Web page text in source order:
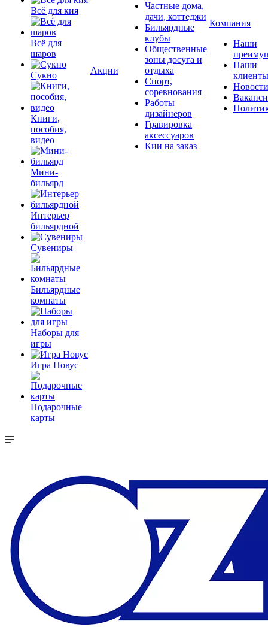
Всё для кия
Всё для
шаров
Сукно
Книги,
пособия,
видео
Мини-
бильярд
Интерьер
бильярдной
Сувениры
Бильярдные
комнаты
Наборы для
игры
Игра Новус
Подарочные
карты
Акции
Частные дома,
дачи, коттеджи
Бильярдные
клубы
Общественные
зоны досуга и
отдыха
Спорт,
соревнования
Работы
дизайнеров
Гравировка
аксессуаров
Кии на заказ
Компания
Наши
Наши
клиенты
Новости